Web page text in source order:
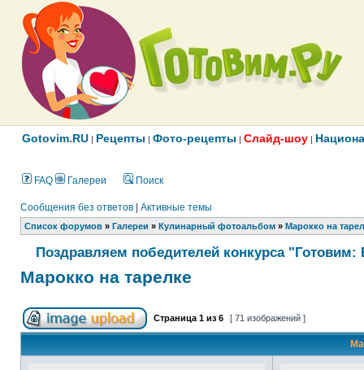
Gotovim.RU | Рецепты | Фото-рецепты | Слайд-шоу |
FAQ Галереи Поиск
Сообщения без ответов Активные темы
Список форумов » Галереи » Кулинарный фотоальбом » Марокко на
Поздравляем победителей конкурса
Марокко на тарелке
Страница 1 из 6 [ 71 изображений ]